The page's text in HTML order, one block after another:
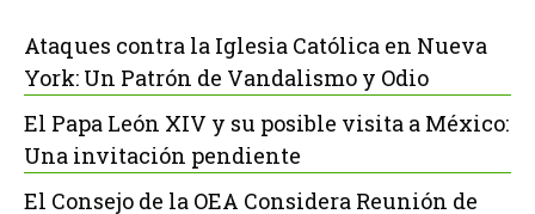
Ataques contra la Iglesia Católica en Nueva
York: Un Patrón de Vandalismo y Odio
El Papa León XIV y su posible visita a México:
Una invitación pendiente
El Consejo de la OEA Considera Reunión de